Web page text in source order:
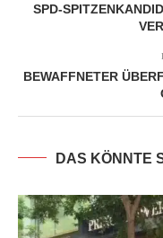
SPD-
BEWAFFNETER
DAS KÖNNTE